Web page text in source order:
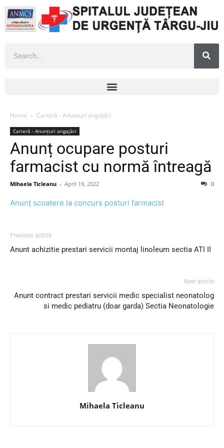
Home Carieră - Anunțuri angajări
Carieră - Anunțuri angajări
Anunț ocupare posturi
farmacist cu normă întreagă
Mihaela Ticleanu - April 19, 2022 0
Anunț scoatere la concurs posturi farmacist
Previous article
Anunt achizitie prestari servicii montaj linoleum sectia ATI II
Next article
Anunt contract prestari servicii medic specialist neonatolog
si medic pediatru (doar garda) Sectia Neonatologie
Mihaela Ticleanu